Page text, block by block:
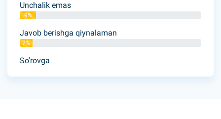
Unchalik emas
9%
Javob berishga qiynalaman
7%
So'rovga